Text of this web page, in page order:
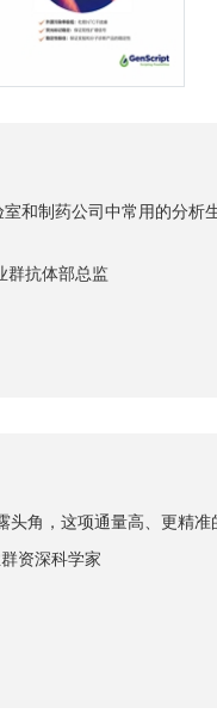
和制药公司中常用的分析
群抗体部总监
角，这项通量高、更精准
资深科学家